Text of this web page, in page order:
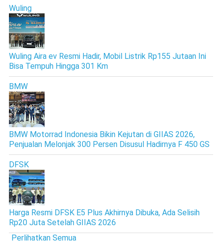
Wuling
Wuling Aira ev Resmi Hadir, Mobil Listrik Rp155 Jutaan Ini
Bisa Tempuh Hingga 301 Km
BMW
BMW Motorrad Indonesia Bikin Kejutan di GIIAS 2026,
Penjualan Melonjak 300 Persen Disusul Hadirnya F 450 GS
DFSK
Harga Resmi DFSK E5 Plus Akhirnya Dibuka, Ada Selisih
Rp20 Juta Setelah GIIAS 2026
Perlihatkan Semua